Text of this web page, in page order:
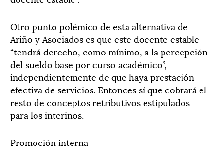
Otro punto polémico de esta alternativa de
Ariño y Asociados es que este docente estable
“tendrá derecho, como mínimo, a la percepción
del sueldo base por curso académico”,
independientemente de que haya prestación
efectiva de servicios. Entonces sí que cobrará el
resto de conceptos retributivos estipulados
para los interinos.
Promoción interna